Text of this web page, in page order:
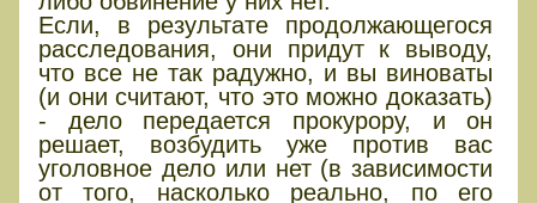
Если, в результате продолжающегося
расследования, они придут к выводу,
что все не так радужно, и вы виноваты
(и они считают, что это можно доказать)
- дело передается прокурору, и он
решает, возбудить уже против вас
уголовное дело или нет (в зависимости
от того, насколько реально, по его